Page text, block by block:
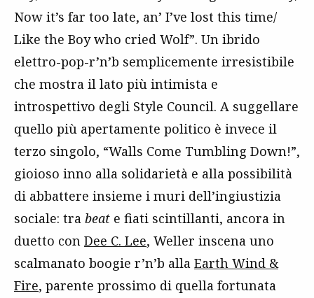
Now it’s far too late, an’ I’ve lost this time/
Like the Boy who cried Wolf”. Un ibrido
elettro-pop-r’n’b semplicemente irresistibile
che mostra il lato più intimista e
introspettivo degli Style Council. A suggellare
quello più apertamente politico è invece il
terzo singolo, “Walls Come Tumbling Down!”,
gioioso inno alla solidarietà e alla possibilità
di abbattere insieme i muri dell’ingiustizia
sociale: tra beat e fiati scintillanti, ancora in
duetto con Dee C. Lee, Weller inscena uno
scalmanato boogie r’n’b alla Earth Wind &
Fire, parente prossimo di quella fortunata